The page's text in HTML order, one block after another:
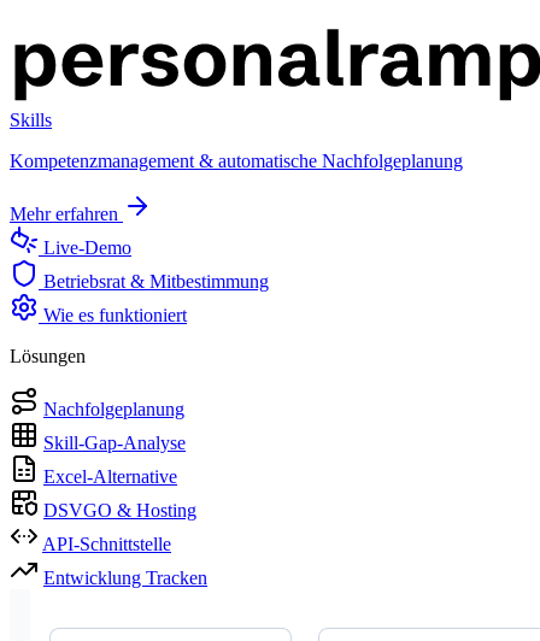
Skills
Kompetenzmanagement & automatische Nachfolgeplanung
Mehr erfahren
Live-Demo
Betriebsrat & Mitbestimmung
Wie es funktioniert
Lösungen
Nachfolgeplanung
Skill-Gap-Analyse
Excel-Alternative
DSVGO & Hosting
API-Schnittstelle
Entwicklung Tracken